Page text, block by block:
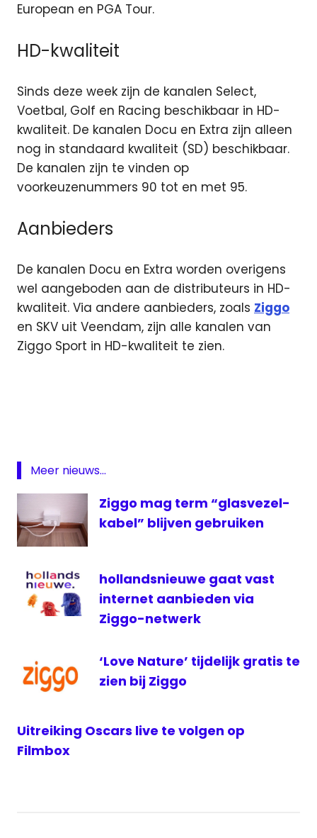
European en PGA Tour.
HD-kwaliteit
Sinds deze week zijn de kanalen Select,
Voetbal, Golf en Racing beschikbaar in HD-
kwaliteit. De kanalen Docu en Extra zijn alleen
nog in standaard kwaliteit (SD) beschikbaar.
De kanalen zijn te vinden op
voorkeuzenummers 90 tot en met 95.
Aanbieders
De kanalen Docu en Extra worden overigens
wel aangeboden aan de distributeurs in HD-
kwaliteit. Via andere aanbieders, zoals Ziggo
en SKV uit Veendam, zijn alle kanalen van
Ziggo Sport in HD-kwaliteit te zien.
Sport
Ziggo
Select
Meer nieuws...
Ziggo mag term “glasvezel-
kabel” blijven gebruiken
hollandsnieuwe gaat vast
internet aanbieden via
Ziggo-netwerk
‘Love Nature’ tijdelijk gratis te
zien bij Ziggo
Uitreiking Oscars live te volgen op
Filmbox